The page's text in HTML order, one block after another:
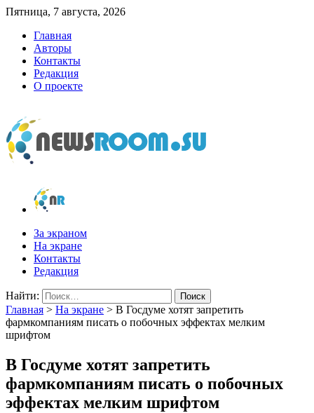
Пятница, 7 августа, 2026
Главная
Авторы
Контакты
Редакция
О проекте
newsroom.su
Новости о новостях
За экраном
На экране
Контакты
Редакция
Найти:
Главная > На экране > В Госдуме хотят запретить
фармкомпаниям писать о побочных эффектах мелким
шрифтом
В Госдуме хотят запретить
фармкомпаниям писать о побочных
эффектах мелким шрифтом